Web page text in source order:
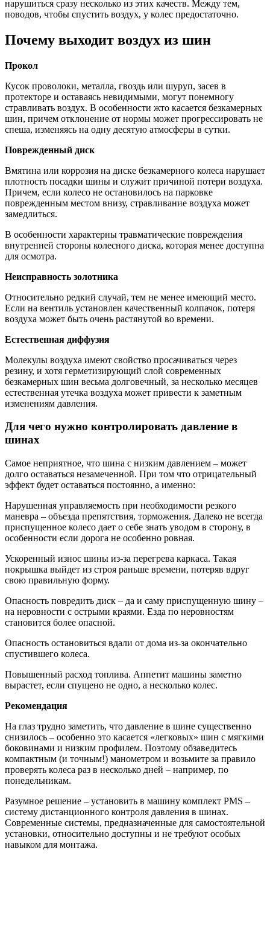
нарушиться сразу несколько из этих качеств. Между тем,
поводов, чтобы спустить воздух, у колес предостаточно.
Почему выходит воздух из шин
Прокол
Кусок проволоки, металла, гвоздь или шуруп, засев в
протекторе и оставаясь невидимыми, могут понемногу
стравливать воздух. В особенности жто касается безкамерных
шин, причем отклонение от нормы может прогрессировать не
спеша, изменяясь на одну десятую атмосферы в сутки.
Поврежденный диск
Вмятина или коррозия на диске безкамерного колеса нарушает
плотность посадки шины и служит причиной потери воздуха.
Причем, если колесо не остановилось на парковке
поврежденным местом внизу, стравливание воздуха может
замедлиться.
В особенности характерны травматические повреждения
внутренней стороны колесного диска, которая менее доступна
для осмотра.
Неисправность золотника
Относительно редкий случай, тем не менее имеющий место.
Если на вентиль установлен качественный колпачок, потеря
воздуха может быть очень растянутой во времени.
Естественная диффузия
Молекулы воздуха имеют свойство просачиваться через
резину, и хотя герметизирующий слой современных
безкамерных шин весьма долговечный, за несколько месяцев
естественная утечка воздуха может привести к заметным
изменениям давления.
Для чего нужно контролировать давление в
шинах
Самое неприятное, что шина с низким давлением – может
долго оставаться незамеченной. При том что отрицательный
эффект будет оставаться постоянно, а именно:
Нарушенная управляемость при необходимости резкого
маневра – объезда препятствия, торможения. Далеко не всегда
приспущенное колесо дает о себе знать уводом в сторону, в
особенности если дорога не особенно ровная.
Ускоренный износ шины из-за перегрева каркаса. Такая
покрышка выйдет из строя раньше времени, потеряв вдруг
свою правильную форму.
Опасность повредить диск – да и саму приспущенную шину –
на неровности с острыми краями. Езда по неровностям
становится более опасной.
Опасность остановиться вдали от дома из-за окончательно
спустившего колеса.
Повышенный расход топлива. Аппетит машины заметно
вырастет, если спущено не одно, а несколько колес.
Рекомендация
На глаз трудно заметить, что давление в шине существенно
снизилось – особенно это касается «легковых» шин с мягкими
боковинами и низким профилем. Поэтому обзаведитесь
компактным (и точным!) манометром и возьмите за правило
проверять колеса раз в несколько дней – например, по
понедельникам.
Разумное решение – установить в машину комплект PMS –
систему дистанционного контроля давления в шинах.
Современные системы, предназначенные для самостоятельной
установки, относительно доступны и не требуют особых
навыком для монтажа.